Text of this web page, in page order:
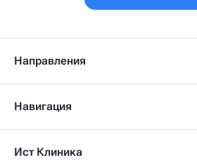
Гастроэнтеролог-гепатолог
Гериатр
Гинеколог
Гирудолог
Дерматовенеролог
Направления
Навигация
Ист Клиника